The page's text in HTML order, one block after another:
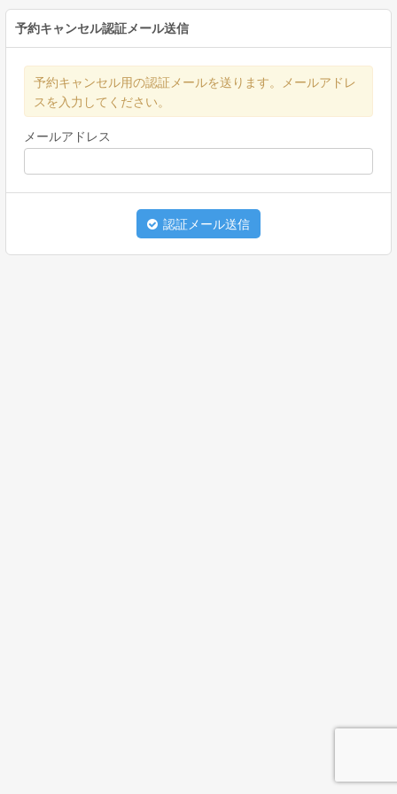
予約キャンセル認証メール送信
予約キャンセル用の認証メールを送ります。メールアドレ
スを入力してください。
メールアドレス
認証メール送信